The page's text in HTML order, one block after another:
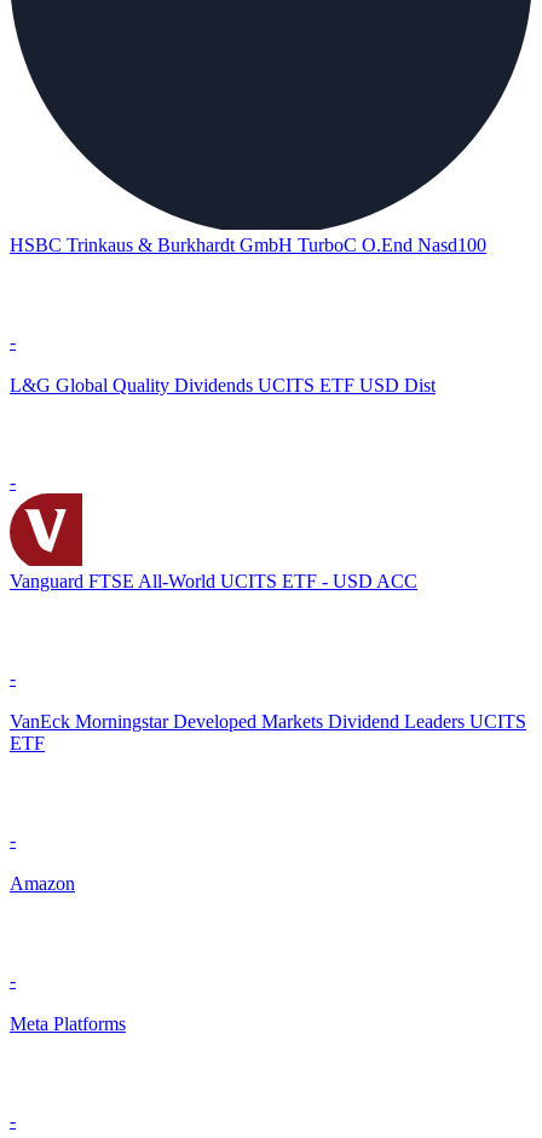
HSBC Trinkaus & Burkhardt GmbH TurboC O.End Nasd100
-
L&G Global Quality Dividends UCITS ETF USD Dist
-
Vanguard FTSE All-World UCITS ETF - USD ACC
-
VanEck Morningstar Developed Markets Dividend Leaders UCITS
ETF
-
Amazon
-
Meta Platforms
-